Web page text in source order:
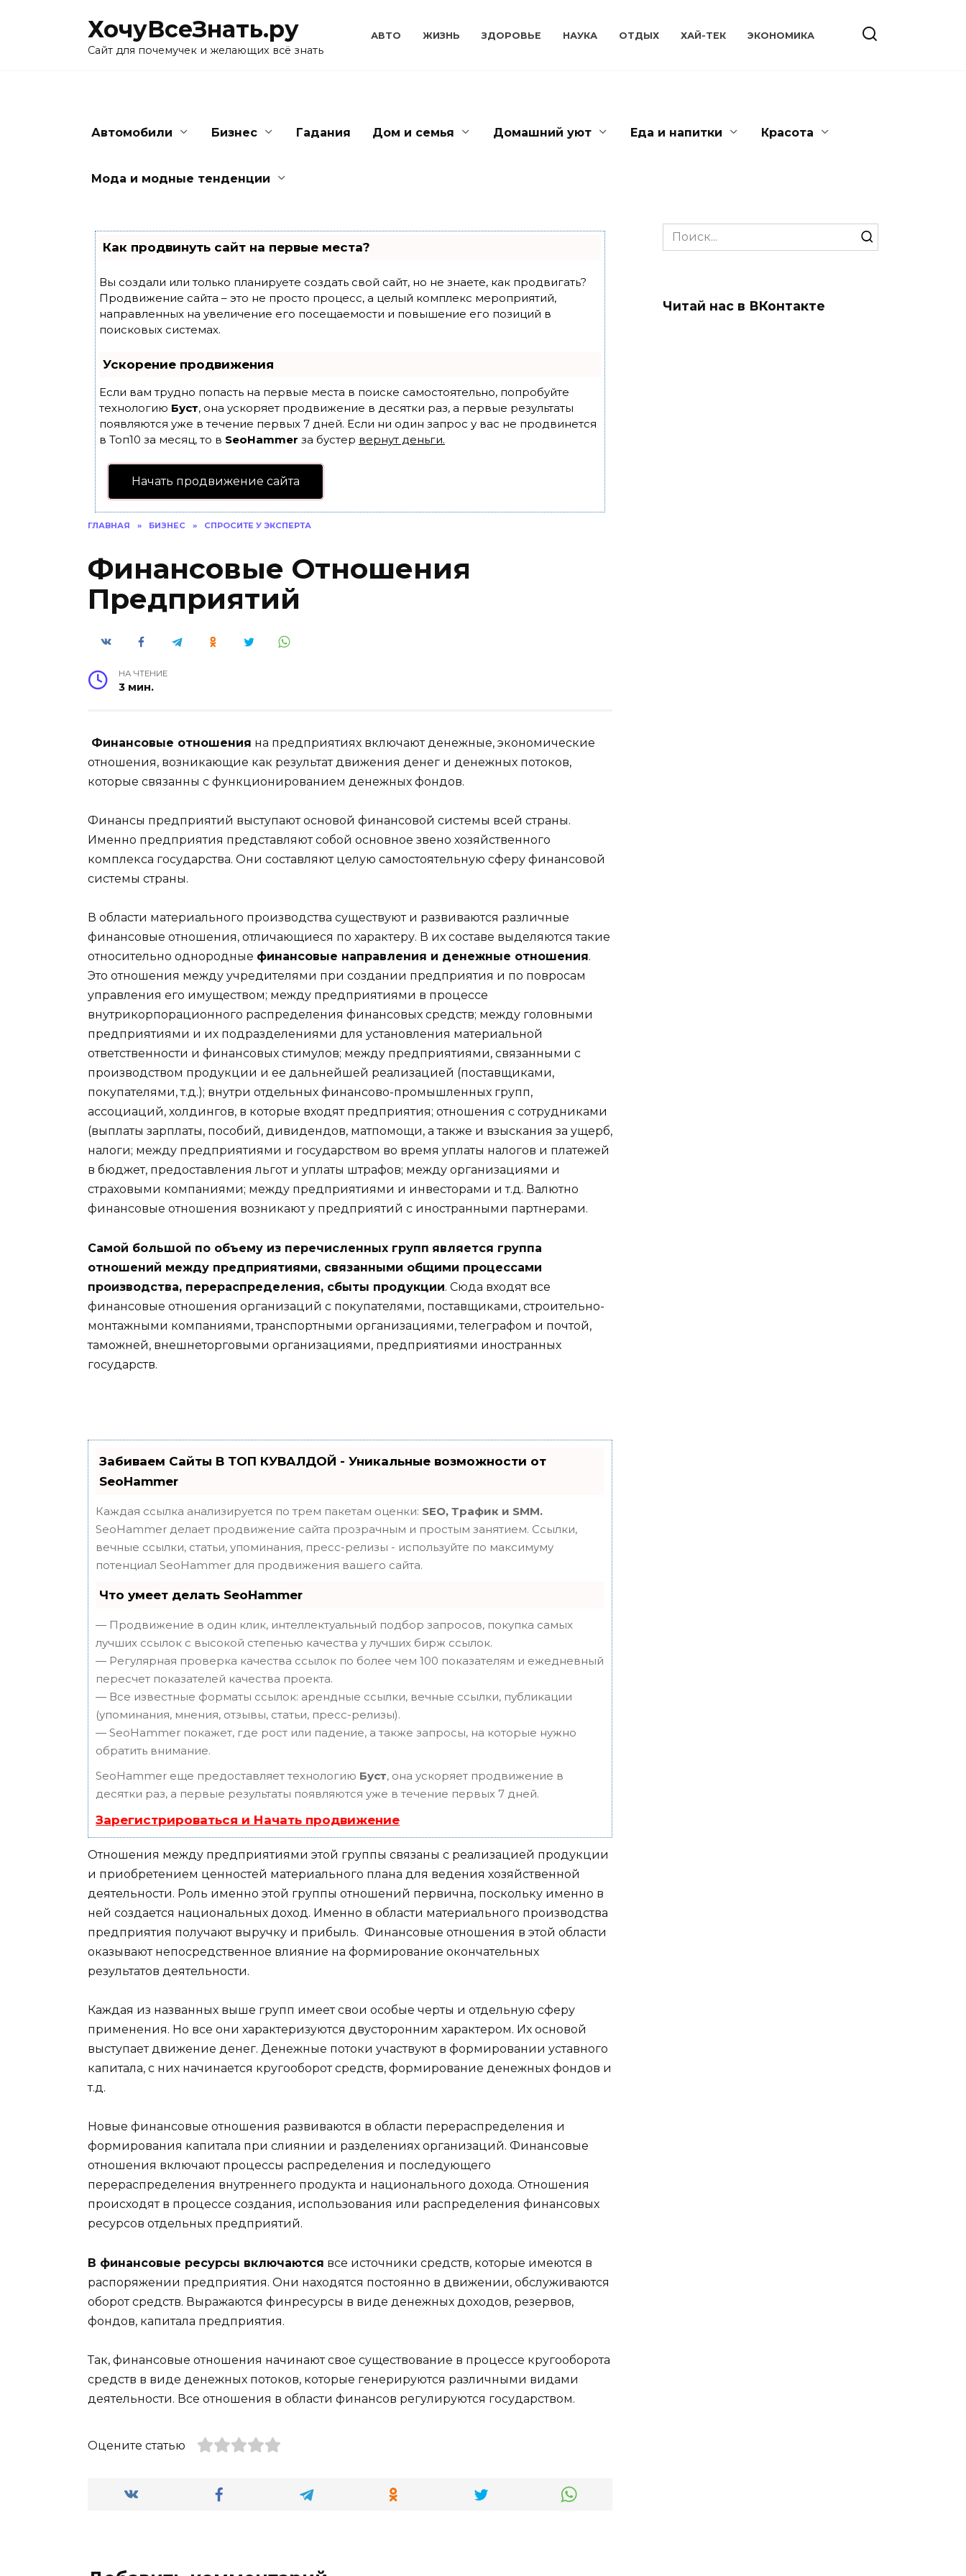
ХочуВсеЗнать.ру
Сайт для почемучек и желающих всё знать
АВТО ЖИЗНЬ ЗДОРОВЬЕ НАУКА ОТДЫХ ХАЙ-ТЕК ЭКОНОМИКА
Автомобили Бизнес Гадания Дом и семья Домашний уют Еда и напитки Красота
Мода и модные тенденции
Как продвинуть сайт на первые места?
Вы создали или только планируете создать свой сайт, но не знаете, как продвигать?
Продвижение сайта – это не просто процесс, а целый комплекс мероприятий,
направленных на увеличение его посещаемости и повышение его позиций в
поисковых системах.
Ускорение продвижения
Если вам трудно попасть на первые места в поиске самостоятельно, попробуйте
технологию Буст, она ускоряет продвижение в десятки раз, а первые результаты
появляются уже в течение первых 7 дней. Если ни один запрос у вас не продвинется
в Топ10 за месяц, то в SeoHammer за бустер вернут деньги.
Начать продвижение сайта
ГЛАВНАЯ » БИЗНЕС » СПРОСИТЕ У ЭКСПЕРТА
Финансовые Отношения
Предприятий
НА ЧТЕНИЕ
3 мин.
Финансовые отношения на предприятиях включают денежные, экономические
отношения, возникающие как результат движения денег и денежных потоков,
которые связанны с функционированием денежных фондов.
Финансы предприятий выступают основой финансовой системы всей страны.
Именно предприятия представляют собой основное звено хозяйственного
комплекса государства. Они составляют целую самостоятельную сферу финансовой
системы страны.
В области материального производства существуют и развиваются различные
финансовые отношения, отличающиеся по характеру. В их составе выделяются такие
относительно однородные финансовые направления и денежные отношения.
Это отношения между учредителями при создании предприятия и по повросам
управления его имуществом; между предприятиями в процессе
внутрикорпорационного распределения финансовых средств; между головными
предприятиями и их подразделениями для установления материальной
ответственности и финансовых стимулов; между предприятиями, связанными с
производством продукции и ее дальнейшей реализацией (поставщиками,
покупателями, т.д.); внутри отдельных финансово-промышленных групп,
ассоциаций, холдингов, в которые входят предприятия; отношения с сотрудниками
(выплаты зарплаты, пособий, дивидендов, матпомощи, а также и взыскания за ущерб,
налоги; между предприятиями и государством во время уплаты налогов и платежей
в бюджет, предоставления льгот и уплаты штрафов; между организациями и
страховыми компаниями; между предприятиями и инвесторами и т.д. Валютно
финансовые отношения возникают у предприятий с иностранными партнерами.
Самой большой по объему из перечисленных групп является группа
отношений между предприятиями, связанными общими процессами
производства, перераспределения, сбыты продукции. Сюда входят все
финансовые отношения организаций с покупателями, поставщиками, строительно-
монтажными компаниями, транспортными организациями, телеграфом и почтой,
таможней, внешнеторговыми организациями, предприятиями иностранных
государств.
Забиваем Сайты В ТОП КУВАЛДОЙ - Уникальные возможности от
SeoHammer
Каждая ссылка анализируется по трем пакетам оценки: SEO, Трафик и SMM.
SeoHammer делает продвижение сайта прозрачным и простым занятием. Ссылки,
вечные ссылки, статьи, упоминания, пресс-релизы - используйте по максимуму
потенциал SeoHammer для продвижения вашего сайта.
Что умеет делать SeoHammer
— Продвижение в один клик, интеллектуальный подбор запросов, покупка самых
лучших ссылок с высокой степенью качества у лучших бирж ссылок.
— Регулярная проверка качества ссылок по более чем 100 показателям и ежедневный
пересчет показателей качества проекта.
— Все известные форматы ссылок: арендные ссылки, вечные ссылки, публикации
(упоминания, мнения, отзывы, статьи, пресс-релизы).
— SeoHammer покажет, где рост или падение, а также запросы, на которые нужно
обратить внимание.
SeoHammer еще предоставляет технологию Буст, она ускоряет продвижение в
десятки раз, а первые результаты появляются уже в течение первых 7 дней.
Зарегистрироваться и Начать продвижение
Отношения между предприятиями этой группы связаны с реализацией продукции
и приобретением ценностей материального плана для ведения хозяйственной
деятельности. Роль именно этой группы отношений первична, поскольку именно в
ней создается национальных доход. Именно в области материального производства
предприятия получают выручку и прибыль. Финансовые отношения в этой области
оказывают непосредственное влияние на формирование окончательных
результатов деятельности.
Каждая из названных выше групп имеет свои особые черты и отдельную сферу
применения. Но все они характеризуются двусторонним характером. Их основой
выступает движение денег. Денежные потоки участвуют в формировании уставного
капитала, с них начинается кругооборот средств, формирование денежных фондов и
т.д.
Новые финансовые отношения развиваются в области перераспределения и
формирования капитала при слиянии и разделениях организаций. Финансовые
отношения включают процессы распределения и последующего
перераспределения внутреннего продукта и национального дохода. Отношения
происходят в процессе создания, использования или распределения финансовых
ресурсов отдельных предприятий.
В финансовые ресурсы включаются все источники средств, которые имеются в
распоряжении предприятия. Они находятся постоянно в движении, обслуживаются
оборот средств. Выражаются финресурсы в виде денежных доходов, резервов,
фондов, капитала предприятия.
Так, финансовые отношения начинают свое существование в процессе кругооборота
средств в виде денежных потоков, которые генерируются различными видами
деятельности. Все отношения в области финансов регулируются государством.
Оцените статью
Search
for:
Читай нас в ВКонтакте